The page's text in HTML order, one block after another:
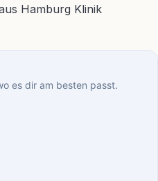
es dir am besten passt.